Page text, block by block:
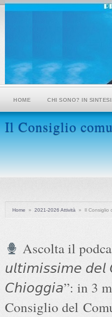
HOME CHI SONO? IN
Il Consiglio
Home » 2021-2026 Attività » Il Consiglio
Ascolta il
𝘶𝘭𝘵𝘪𝘮𝘪𝘴𝘴𝘪𝘮𝘦
𝘊𝘩𝘪𝘰𝘨𝘨𝘪𝘢”: in 3
Consiglio del